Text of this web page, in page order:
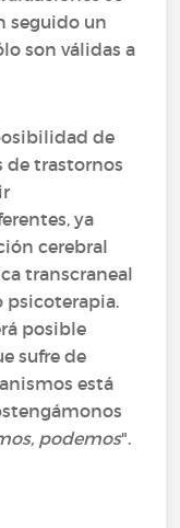
seguido un
son válidas a
de
de trastornos
ya
cerebral
transcraneal
psicoterapia.
posible
sufre de
está
podemos".